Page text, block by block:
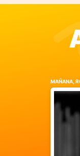
MAÑANA,